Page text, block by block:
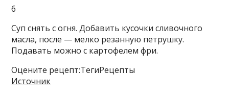
6
Суп снять с огня. Добавить кусочки сливочного
масла, после — мелко резанную петрушку.
Подавать можно с картофелем фри.
Оцените рецепт:ТегиРецепты
Источник